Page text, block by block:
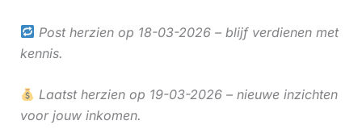
Post herzien op 18-03-2026 – blijf verdienen met
kennis.
Laatst herzien op 19-03-2026 – nieuwe inzichten
voor jouw inkomen.